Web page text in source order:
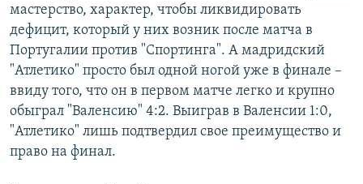
мастерство, характер, чтобы ликвидировать
дефицит, который у них возник после матча в
Португалии против "Спортинга". А мадридский
"Атлетико" просто был одной ногой уже в финале –
ввиду того, что он в первом матче легко и крупно
обыграл "Валенсию" 4:2. Выиграв в Валенсии 1:0,
"Атлетико" лишь подтвердил свое преимущество и
право на финал.